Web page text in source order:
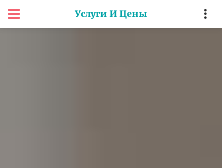
Услуги И Цены